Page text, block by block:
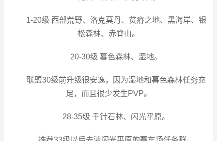
1-20级 西部荒野、洛克莫丹、贫瘠之地、黑海岸、银
松森林、赤脊山。
20-30级 暮色森林、湿地。
联盟30级前升级很安逸，因为湿地和暮色森林任务充
足，而且很少发生PVP。
28-35级 千针石林、闪光平原。